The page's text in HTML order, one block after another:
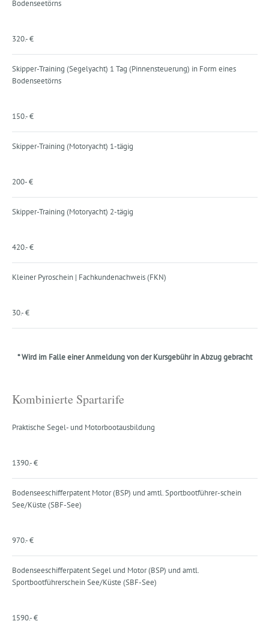
Bodenseetörns
320.- €
Skipper-Training (Segelyacht) 1 Tag (Pinnensteuerung) in Form eines
Bodenseetörns
150.- €
Skipper-Training (Motoryacht) 1-tägig
200- €
Skipper-Training (Motoryacht) 2-tägig
420.- €
Kleiner Pyroschein | Fachkundenachweis (FKN)
30.- €
* Wird im Falle einer Anmeldung von der Kursgebühr in Abzug gebracht
Kombinierte Spartarife
Praktische Segel- und Motorbootausbildung
1390.- €
Bodenseeschifferpatent Motor (BSP) und amtl. Sportbootführer-schein
See/Küste (SBF-See)
970.- €
Bodenseeschifferpatent Segel und Motor (BSP) und amtl.
Sportbootführerschein See/Küste (SBF-See)
1590.- €